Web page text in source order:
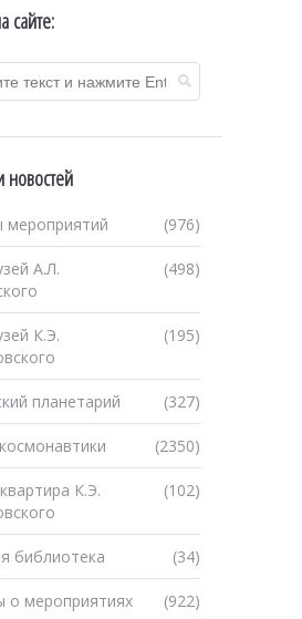
сайте:
новостей
(976)
мероприятий
(498)
А.Л.
(195)
К.Э.
(327)
планетарий
(2350)
(102)
К.Э.
(34)
библиотека
(922)
о мероприятиях